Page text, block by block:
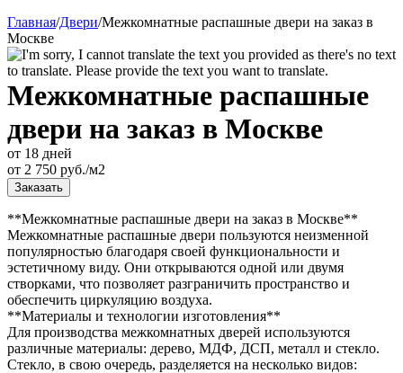
Главная/Двери/Межкомнатные распашные двери на заказ в
Москве
Межкомнатные распашные
двери на заказ в Москве
от 18 дней
от 2 750 руб./м2
Заказать
**Межкомнатные распашные двери на заказ в Москве**
Межкомнатные распашные двери пользуются неизменной
популярностью благодаря своей функциональности и
эстетичному виду. Они открываются одной или двумя
створками, что позволяет разграничить пространство и
обеспечить циркуляцию воздуха.
**Материалы и технологии изготовления**
Для производства межкомнатных дверей используются
различные материалы: дерево, МДФ, ДСП, металл и стекло.
Стекло, в свою очередь, разделяется на несколько видов: